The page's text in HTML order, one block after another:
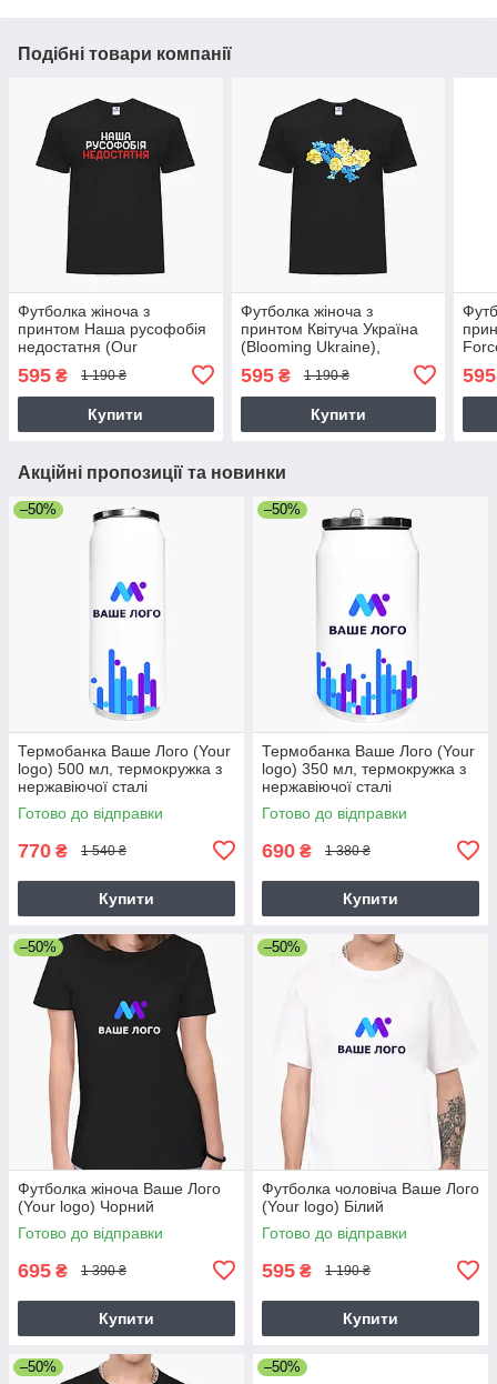
Подібні товари компанії
Футболка жіноча з
принтом Наша русофобія
недостатня (Our
insufficient), футболка для
жінок про Патріотичні
595 ₴ 1 190 ₴
Купити
Футболка жіноча з
принтом Квітуча Україна
(Blooming Ukraine),
футболка для жінок про
Патріотичні
595₴ 1 190 ₴
Купити
595
Акційні пропозиції та новинки
–50%
Термобанка Ваше Лого (Your
logo) 500 мл, термокружка з
нержавіючої сталі
Готово до відправки
770 ₴ 1 540 ₴
Купити
–50%
Термобанка Ваше Лого (Your
logo) 350 мл, термокружка з
нержавіючої сталі
Готово до відправки
690 ₴ 1 380 ₴
Купити
–50%
Футболка жіноча Ваше Лого
(Your logo) Чорний
Готово до відправки
695 ₴ 1 390 ₴
Купити
–50%
Футболка чоловіча Ваше Лого
(Your logo) Білий
Готово до відправки
595 ₴ 1 190 ₴
Купити
–50% –50%